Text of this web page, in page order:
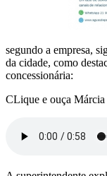
segundo a empresa,
da cidade, como
concessionária:
CLique e ouça